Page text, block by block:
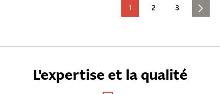
1 2 3
L'expertise et la qualité